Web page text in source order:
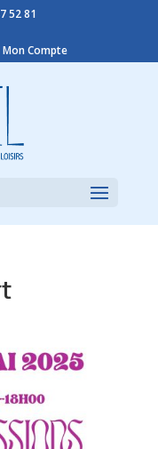
52 81
Mon Compte